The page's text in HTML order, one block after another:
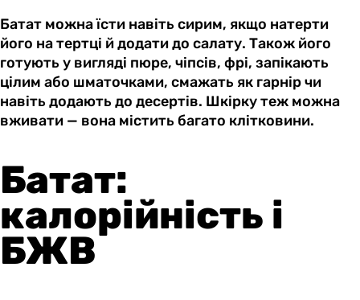
Батат можна їсти навіть сирим, якщо натерти
його на тертці й додати до салату. Також його
готують у вигляді пюре, чіпсів, фрі, запікають
цілим або шматочками, смажать як гарнір чи
навіть додають до десертів. Шкірку теж можна
вживати — вона містить багато клітковини.
Батат:
калорійність і
БЖВ